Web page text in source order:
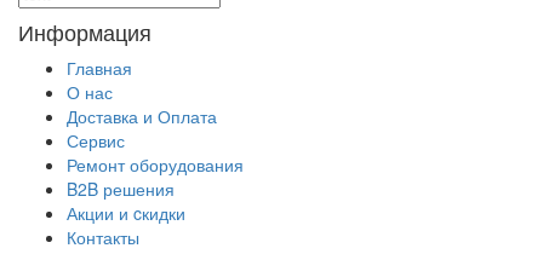
Информация
Главная
О нас
Доставка и Оплата
Сервис
Ремонт оборудования
B2B решения
Акции и cкидки
Контакты